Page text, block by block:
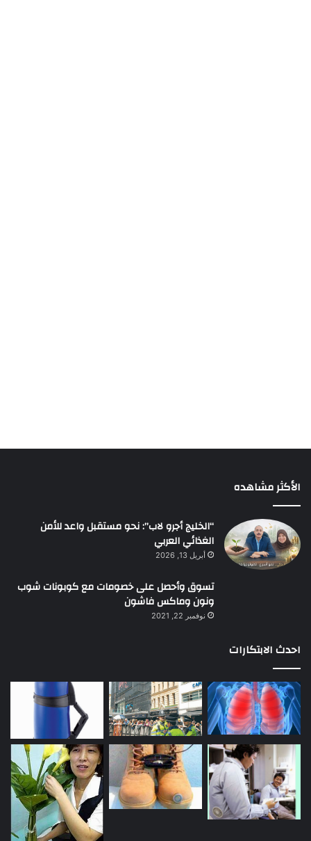
الأكثر مشاهده
“الخليج أجرو لاب”: نحو مستقبل واعد للأمن
الغذائي العربي
أبريل 13, 2026
تسوق وأحصل على خصومات مع كوبونات شوب
ونون وماكس فاشون
نوفمبر 22, 2021
احدث الابتكارات